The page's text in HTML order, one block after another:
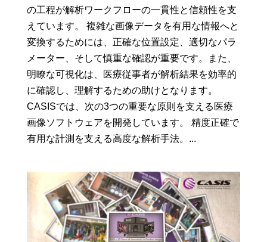
の工程が解析ワークフローの一貫性と信頼性を支
えています。 複雑な画像データを有用な情報へと
変換するためには、正確な位置設定、適切なパラ
メーター、そして慎重な確認が重要です。また、
明瞭な可視化は、医療従事者が解析結果を効率的
に確認し、理解するための助けとなります。
CASISでは、次の3つの重要な原則を支える医療
画像ソフトウェアを開発しています。 精度正確で
有用な計測を支える高度な解析手法。...